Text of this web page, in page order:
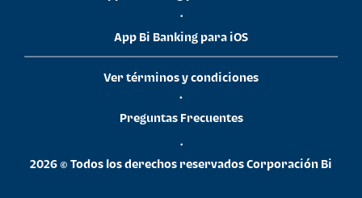
•
App Bi Banking para iOS
Ver términos y condiciones
•
Preguntas Frecuentes
•
2026 © Todos los derechos reservados Corporación Bi